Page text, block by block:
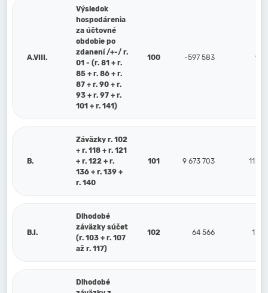
A.VIII.
Výsledok
hospodárenia
za účtovné
obdobie po
zdanení /+-/ r.
01 - (r. 81 + r.
85 + r. 86 + r.
87 + r. 90 + r.
93 + r. 97 + r.
101 + r. 141)
100 -597 583
B.
Záväzky r. 102
+ r. 118 + r. 121
+ r. 122 + r.
136 + r. 139 +
r. 140
101 9 673 703 11
B.I.
Dlhodobé
záväzky súčet
(r. 103 + r. 107
až r. 117)
102 64 566 1
Dlhodobé